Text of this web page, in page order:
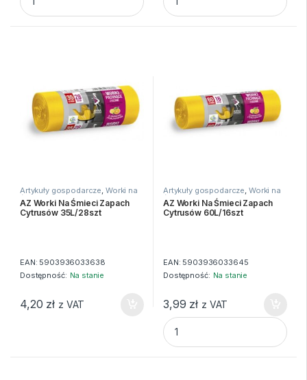
Artykuły gospodarcze Worki na
śmieci
AZ Worki Na Śmieci Zapach
Cytrusów 35L/28szt
EAN: 5903936033638
Dostępność: Na stanie
4,20 zł z VAT
Artykuły gospodarcze Worki na
śmieci
AZ Worki Na Śmieci Zapach
Cytrusów 60L/16szt
EAN: 5903936033645
Dostępność: Na stanie
3,99 zł z VAT
AZ Worki Na Śmieci Zapach